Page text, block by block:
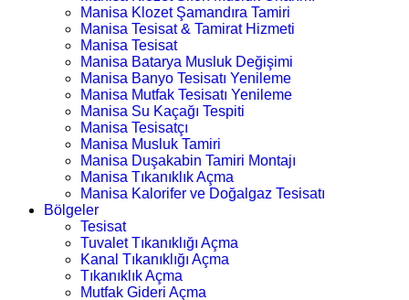
Manisa Klozet Şamandıra Tamiri
Manisa Tesisat & Tamirat Hizmeti
Manisa Tesisat
Manisa Batarya Musluk Değişimi
Manisa Banyo Tesisatı Yenileme
Manisa Mutfak Tesisatı Yenileme
Manisa Su Kaçağı Tespiti
Manisa Tesisatçı
Manisa Musluk Tamiri
Manisa Duşakabin Tamiri Montajı
Manisa Tıkanıklık Açma
Manisa Kalorifer ve Doğalgaz Tesisatı
Bölgeler
Tesisat
Tuvalet Tıkanıklığı Açma
Kanal Tıkanıklığı Açma
Tıkanıklık Açma
Mutfak Gideri Açma